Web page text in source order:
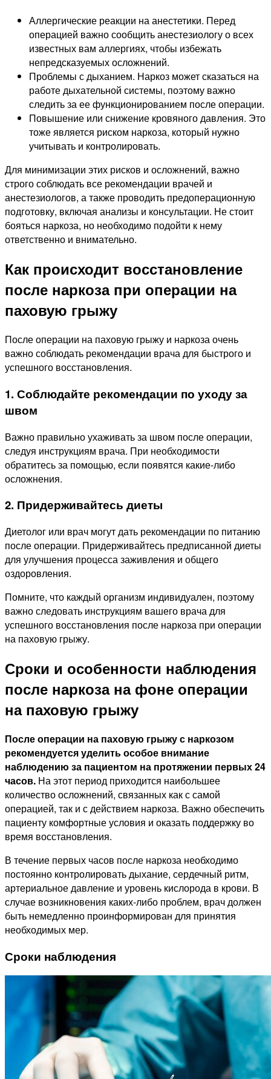
Аллергические реакции на анестетики. Перед
операцией важно сообщить анестезиологу о всех
известных вам аллергиях, чтобы избежать
непредсказуемых осложнений.
Проблемы с дыханием. Наркоз может сказаться на
работе дыхательной системы, поэтому важно
следить за ее функционированием после операции.
Повышение или снижение кровяного давления. Это
тоже является риском наркоза, который нужно
учитывать и контролировать.
Для минимизации этих рисков и осложнений, важно
строго соблюдать все рекомендации врачей и
анестезиологов, а также проводить предоперационную
подготовку, включая анализы и консультации. Не стоит
бояться наркоза, но необходимо подойти к нему
ответственно и внимательно.
Как происходит восстановление
после наркоза при операции на
паховую грыжу
После операции на паховую грыжу и наркоза очень
важно соблюдать рекомендации врача для быстрого и
успешного восстановления.
1. Соблюдайте рекомендации по уходу за
швом
Важно правильно ухаживать за швом после операции,
следуя инструкциям врача. При необходимости
обратитесь за помощью, если появятся какие-либо
осложнения.
2. Придерживайтесь диеты
Диетолог или врач могут дать рекомендации по питанию
после операции. Придерживайтесь предписанной диеты
для улучшения процесса заживления и общего
оздоровления.
Помните, что каждый организм индивидуален, поэтому
важно следовать инструкциям вашего врача для
успешного восстановления после наркоза при операции
на паховую грыжу.
Сроки и особенности наблюдения
после наркоза на фоне операции
на паховую грыжу
После операции на паховую грыжу с наркозом
рекомендуется уделить особое внимание
наблюдению за пациентом на протяжении первых 24
часов. На этот период приходится наибольшее
количество осложнений, связанных как с самой
операцией, так и с действием наркоза. Важно обеспечить
пациенту комфортные условия и оказать поддержку во
время восстановления.
В течение первых часов после наркоза необходимо
постоянно контролировать дыхание, сердечный ритм,
артериальное давление и уровень кислорода в крови. В
случае возникновения каких-либо проблем, врач должен
быть немедленно проинформирован для принятия
необходимых мер.
Сроки наблюдения